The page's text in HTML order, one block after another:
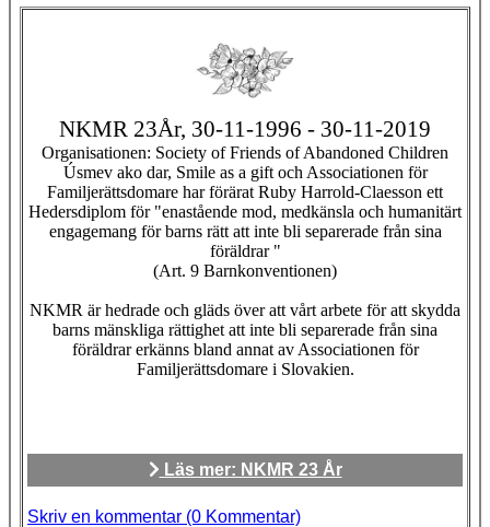
NKMR 23År, 30-11-1996 - 30-11-2019
Organisationen: Society of Friends of Abandoned Children
Úsmev ako dar, Smile as a gift och Associationen för
Familjerättsdomare har förärat Ruby Harrold-Claesson ett
Hedersdiplom för "enastående mod, medkänsla och humanitärt
engagemang för barns rätt att inte bli separerade från sina
föräldrar "
(Art. 9 Barnkonventionen)
NKMR är hedrade och gläds över att vårt arbete för att skydda
barns mänskliga rättighet att inte bli separerade från sina
föräldrar erkänns bland annat av Associationen för
Familjerättsdomare i Slovakien.
Läs mer: NKMR 23 År
Skriv en kommentar (0 Kommentar)